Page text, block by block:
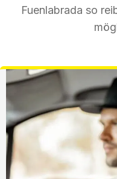
Fuenlabrada so